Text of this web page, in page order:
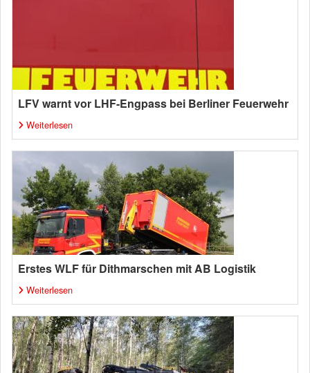
LFV warnt vor LHF-Engpass bei Berliner Feuerwehr
Weiterlesen
Erstes WLF für Dithmarschen mit AB Logistik
Weiterlesen